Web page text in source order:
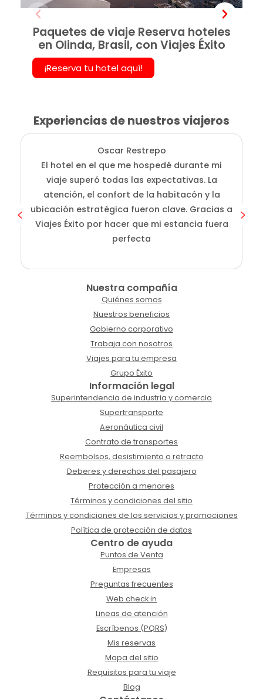
Paquetes de viaje Reserva hoteles
en Olinda, Brasil, con Viajes Éxito
¡Reserva tu hotel aquí!
Experiencias de nuestros viajeros
Oscar Restrepo
El hotel en el que me hospedé durante mi
viaje superó todas las expectativas. La
atención, el confort de la habitacón y la
ubicación estratégica fueron clave. Gracias a
Viajes Éxito por hacer que mi estancia fuera
perfecta
Nuestra compañía
Quiénes somos
Nuestros beneficios
Gobierno corporativo
Trabaja con nosotros
Viajes para tu empresa
Grupo Éxito
Información legal
Superintendencia de industria y comercio
Supertransporte
Aeronáutica civil
Contrato de transportes
Reembolsos, desistimiento o retracto
Deberes y derechos del pasajero
Protección a menores
Términos y condiciones del sitio
Términos y condiciones de los servicios y promociones
Política de protección de datos
Centro de ayuda
Puntos de Venta
Empresas
Preguntas frecuentes
Web check in
Lineas de atención
Escríbenos (PQRS)
Mis reservas
Mapa del sitio
Requisitos para tu viaje
Blog